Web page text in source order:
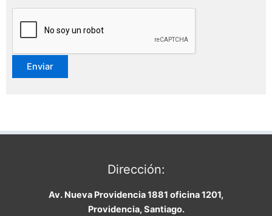
Dirección:
Av. Nueva Providencia 1881 oficina 1201,
Providencia, Santiago.